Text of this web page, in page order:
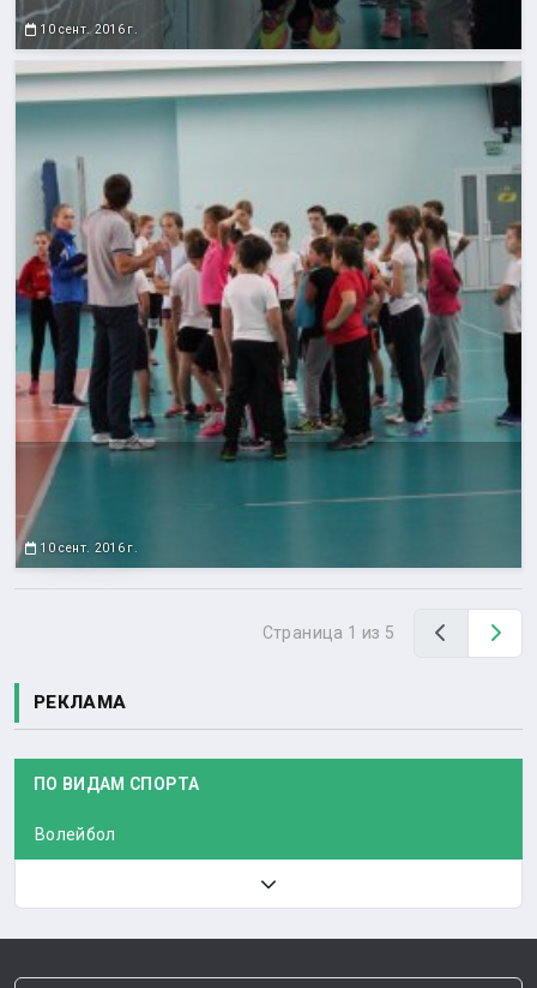
10 сент. 2016 г.
10 сент. 2016 г.
Страница 1 из 5 Назад
РЕКЛАМА
ПО ВИДАМ СПОРТА
Волейбол